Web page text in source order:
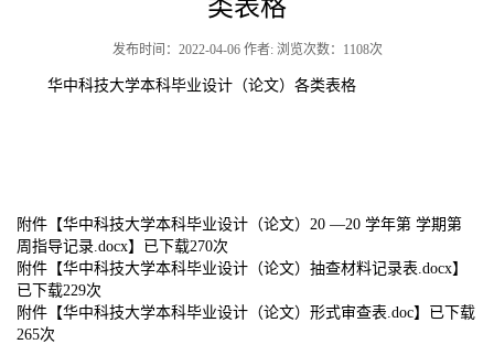
类表格
发布时间：2022-04-06 作者: 浏览次数： 1108次
华中科技大学本科毕业设计（论文）各类表格
附件【华中科技大学本科毕业设计（论文）20 —20 学年第 学期第
周指导记录.docx】已下载270次
附件【华中科技大学本科毕业设计（论文）抽查材料记录表.docx】
已下载229次
附件【华中科技大学本科毕业设计（论文）形式审查表.doc】已下载
265次